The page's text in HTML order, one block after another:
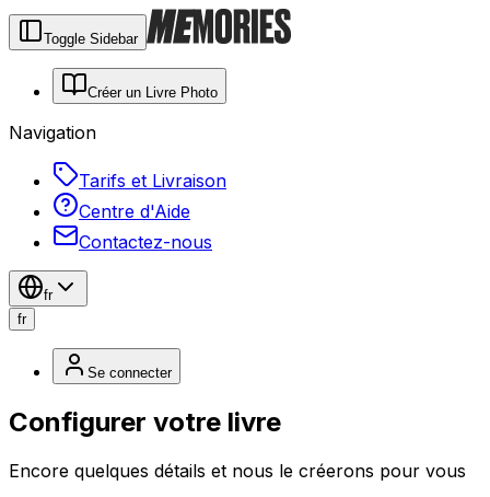
Toggle Sidebar
Créer un Livre Photo
Navigation
Tarifs et Livraison
Centre d'Aide
Contactez-nous
fr
fr
Se connecter
Configurer votre livre
Encore quelques détails et nous le créerons pour vous